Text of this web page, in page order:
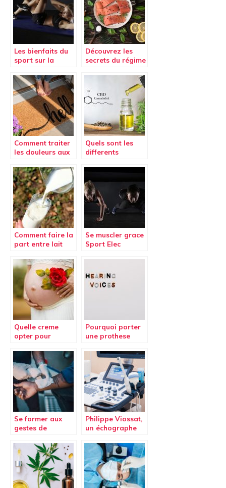
à Besançon
Les bienfaits du
sport sur la
Découvrez les
secrets du régime
Comment traiter
les douleurs aux
Quels sont les
differents
consommer du
CBD ?
Comment faire la
part entre lait
lait UHT ?
Se muscler grace
Sport Elec
Quelle creme
opter pour
eliminer les
vergetures ?
Pourquoi porter
une prothese
necessaire en
cas de trouble de
l’ouie ?
Se former aux
gestes de
Philippe Viossat,
un échographe